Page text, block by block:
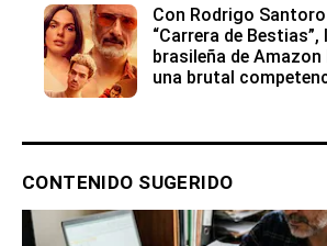
Con Rodrigo
“Carrera de Bestias”,
brasileña de
una brutal
CONTENIDO SUGERIDO